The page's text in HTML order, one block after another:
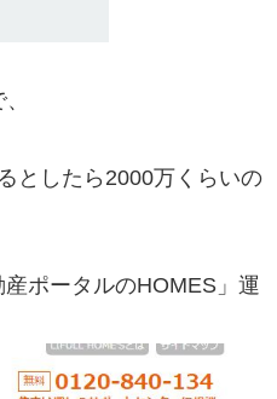
としたら2000万くらいの
ポータルのHOMES」運